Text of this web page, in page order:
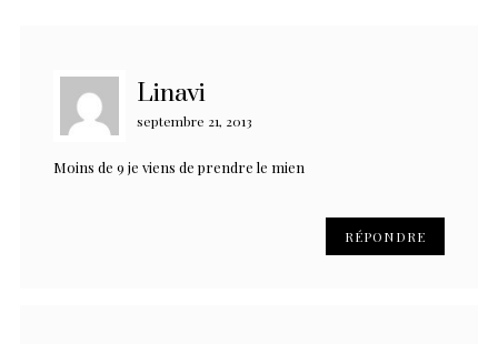
Linavi
septembre 21, 2013
Moins de 9 je viens de prendre le mien
RÉPONDRE